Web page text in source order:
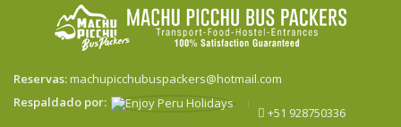
Reservas:machupicchubuspackers@hotmail.com
Respaldado por:
+51 928750336